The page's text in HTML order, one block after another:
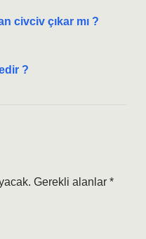
civciv çıkar mı ?
?
Gerekli alanlar *